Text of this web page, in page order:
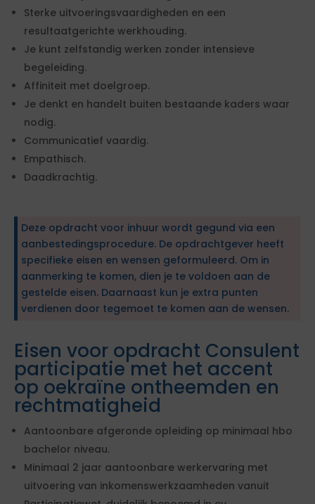
Sterke uitvoeringsvaardigheden en een
resultaatgerichte werkhouding.
Je kunt zelfstandig werken zonder intensieve
begeleiding.
Affiniteit met doelgroep.
Je denkt en handelt buiten bestaande kaders waar
nodig.
Communicatief vaardig.
Empathisch.
Daadkrachtig.
Deze opdracht voor inhuur wordt gegund via een
aanbestedingsprocedure. De opdrachtgever heeft
specifieke eisen en wensen geformuleerd. Om in
aanmerking te komen, dien je te voldoen aan de
gestelde eisen. Daarnaast kun je extra punten
verdienen door tegemoet te komen aan de wensen.
Eisen voor opdracht Consulent
participatie met het accent
op oekraïne ontheemden en
rechtmatigheid
Aantoonbare afgeronde opleiding op minimaal hbo
bachelor niveau.
Minimaal 2 jaar aantoonbare werkervaring met
uitvoering van inkomenswerkzaamheden vanuit